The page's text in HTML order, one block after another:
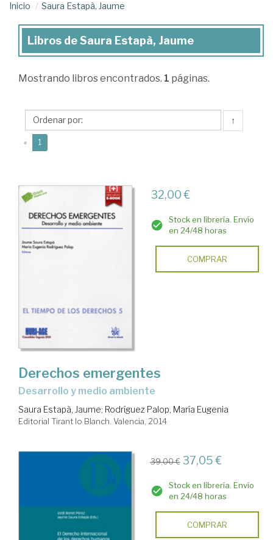
Inicio Saura Estapà, Jaume
Libros
Saura
Jaume
Libros de Saura Estapà, Jaume
Mostrando libros encontrados. 1 páginas.
↑
« 1
32,00 €
Stock en librería. Envío
en 24/48 horas
COMPRAR
Derechos emergentes
desarrollo y medio ambiente
Saura Estapà, Jaume; Rodríguez Palop, María Eugenia
Editorial Tirant lo Blanch. Valencia, 2014
39,00 € 37,05 €
Stock en librería. Envío
en 24/48 horas
COMPRAR